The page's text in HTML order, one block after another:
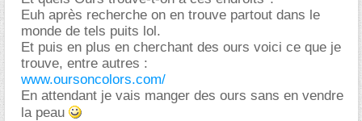
Euh après recherche on en trouve partout dans le
monde de tels puits lol.
Et puis en plus en cherchant des ours voici ce que je
trouve, entre autres :
www.oursoncolors.com/
En attendant je vais manger des ours sans en vendre
la peau